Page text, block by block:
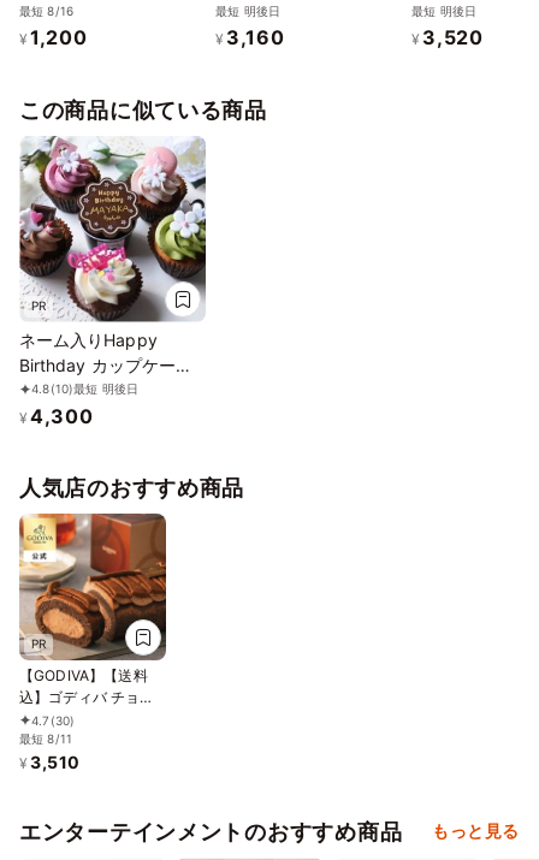
最短 8/16
¥ 1,200
号 9cm
最短 明後日
¥ 3,160
ートケーキ 3号
最短 明後日
¥ 3,520
この商品に似ている商品
PR
ネーム入りHappy
Birthday カップケーキ
Box 誕生日プレゼント
4.8(10)最短 明後日
¥ 4,300
人気店のおすすめ商品
PR
【GODIVA】【送料
込】ゴディバ チョコ
レートロールケーキ
お中元2026
4.7 (30)
最短 8/11
¥ 3,510
エンターテインメントのおすすめ商品 もっと見る